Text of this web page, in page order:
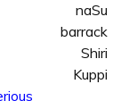
naSu
barrack
Shiri
Kuppi